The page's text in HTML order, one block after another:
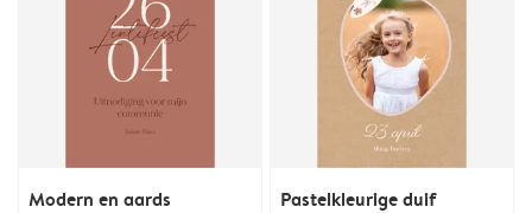
Modern en aards Pastelkleurige duif